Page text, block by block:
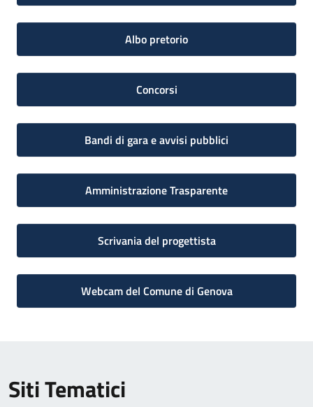
Albo pretorio
Concorsi
Bandi di gara e avvisi pubblici
Amministrazione Trasparente
Scrivania del progettista
Webcam del Comune di Genova
Siti Tematici